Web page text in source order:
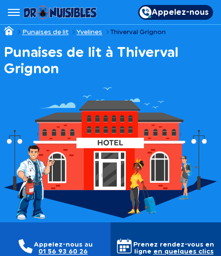
Appelez-nous
Punaises de lit Yvelines Thiverval Grignon
Punaises de lit à Thiverval
Grignon
Appelez-nous au
01 56 93 60 26
Prenez rendez-vous en
ligne en quelques clics